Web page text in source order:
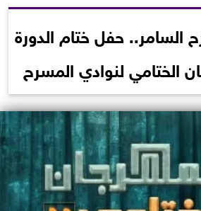
السامر.. حفل ختام الدورة